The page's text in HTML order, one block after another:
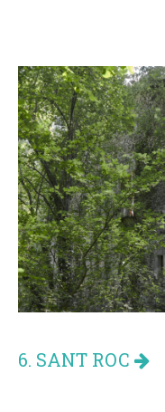
6. SANT ROC